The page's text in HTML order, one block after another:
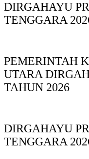
DIRGAHAYU
TENGGARA
PEMERINTAH
UTARA
TAHUN 2026
DIRGAHAYU
TENGGARA